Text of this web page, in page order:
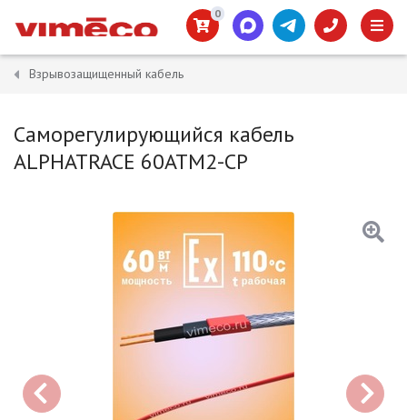
0
Взрывозащищенный кабель
Саморегулирующийся кабель
ALPHATRACE 60ATM2-CP